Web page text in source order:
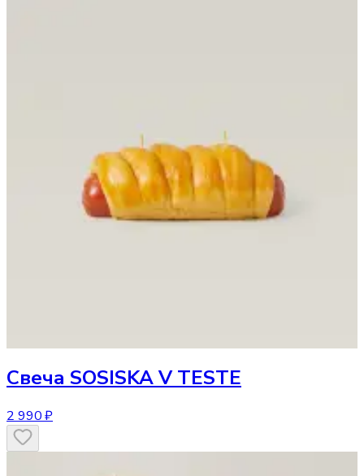
Свеча SOSISKA V TESTE
2 990 ₽